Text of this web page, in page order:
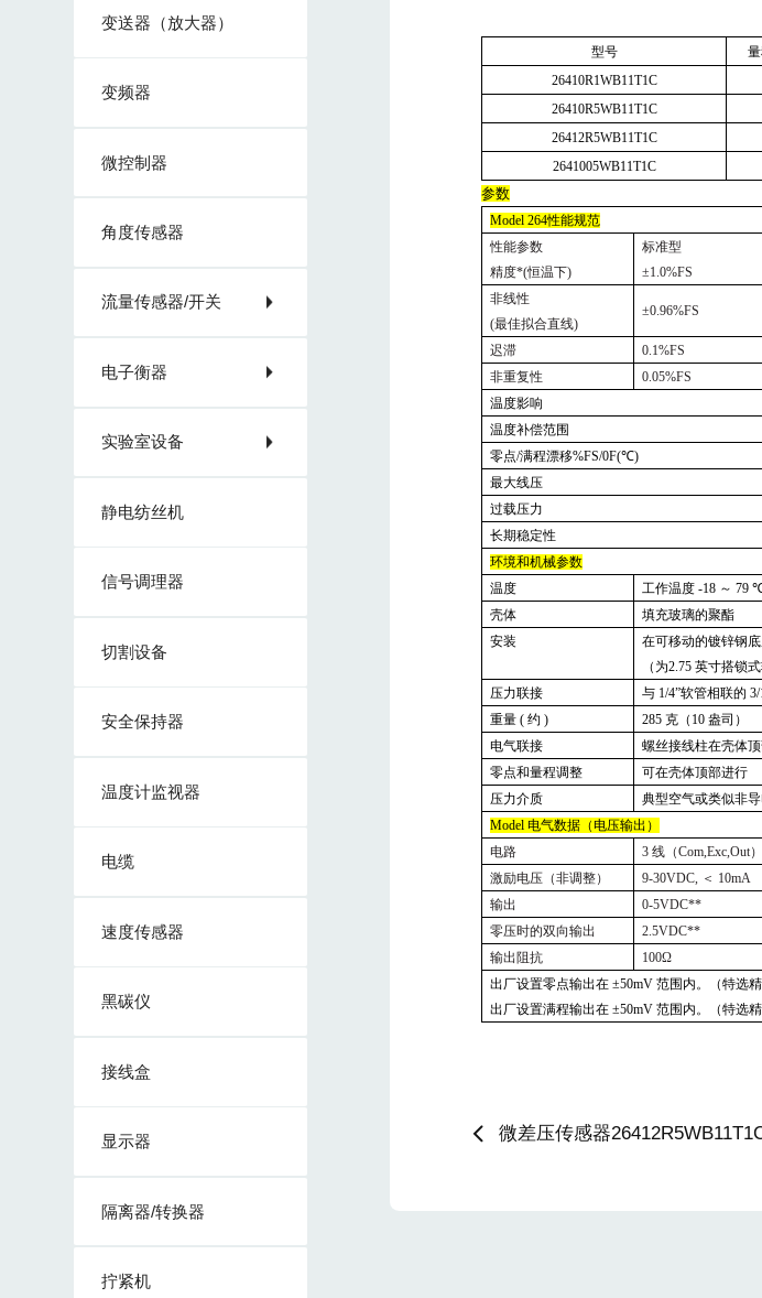
变送器（放大器）
变频器
微控制器
角度传感器
流量传感器/开关
电子衡器
实验室设备
静电纺丝机
信号调理器
切割设备
安全保持器
温度计监视器
电缆
速度传感器
黑碳仪
接线盒
显示器
隔离器/转换器
拧紧机
型号
26410R1WB11T1C
26410R5WB11T1C
26412R5WB11T1C
2641005WB11T1C
参数
Model 264性能规范
性能参数
精度*(恒温下)
标准型
±1.0%FS
非线性
(最佳拟合直线)
±0.96%FS
迟滞 0.1%FS
非重复性
0.05%FS
温度影响
温度补偿范围
零点/满程漂移%FS/0F(℃)
最大线压
过载压力
长期稳定性
环境和机械参数
温度
工作温度 -18 ～79
壳体
填充玻璃的聚酯
安装
在可移动的镀锌钢
（为2.75英寸搭锁
压力联接
与 1/4”软管相联的
重量 (约) 285克（ 10盎司）
电气联接
螺丝接线柱在壳体
零点和量程调整
可在壳体顶部进行
压力介质
典型空气或类似非
Model电气数据（电压输出）
电路
3线（Com,Exc,Out）
激励电压（非调整）
9-30VDC, ＜ 10mA
输出
0-5VDC**
零压时的双向输出
2.5VDC**
输出阻抗
100Ω
出厂设置零点输出在 ±50mV范围内。（特选
出厂设置满程输出在 ±50mV范围内。（特选
微差压传感器